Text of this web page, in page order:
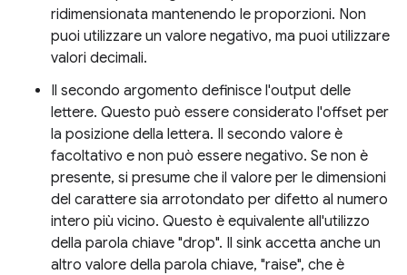
ridimensionata mantenendo le proporzioni. Non
puoi utilizzare un valore negativo, ma puoi utilizzare
valori decimali.
Il secondo argomento definisce l'output delle
lettere. Questo può essere considerato l'offset per
la posizione della lettera. Il secondo valore è
facoltativo e non può essere negativo. Se non è
presente, si presume che il valore per le dimensioni
del carattere sia arrotondato per difetto al numero
intero più vicino. Questo è equivalente all'utilizzo
della parola chiave "drop". Il sink accetta anche un
altro valore della parola chiave, "raise", che è